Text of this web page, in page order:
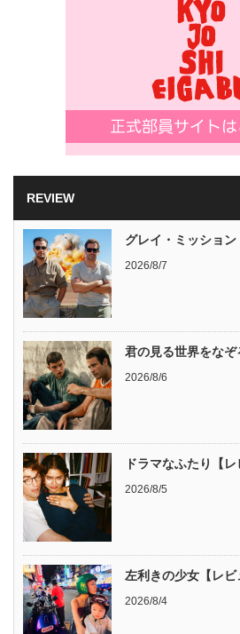
REVIEW
グレイ・ミッション
2026/8/7
君の見る世界をなぞ
2026/8/6
ドラマなふたり【レ
2026/8/5
左利きの少女【レビ
2026/8/4